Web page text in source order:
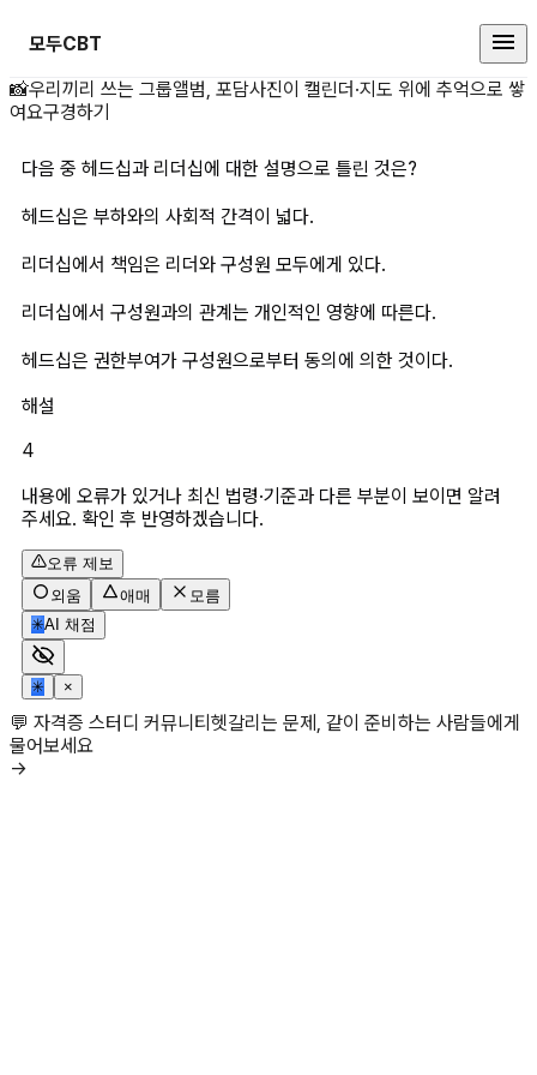
모두CBT
다음 중 헤드십과 리더십에 대한
📸우리끼리 쓰는 그룹앨범, 포담사진이 캘린더·지도 위에 추억으로 쌓
여요구경하기
다음 중 헤드십과 리더십에 대한 설명으로 틀린 것은?
헤드십은 부하와의 사회적 간격이 넓다.
리더십에서 책임은 리더와 구성원 모두에게 있다.
리더십에서 구성원과의 관계는 개인적인 영향에 따른다.
헤드십은 권한부여가 구성원으로부터 동의에 의한 것이다.
해설
4
내용에 오류가 있거나 최신 법령·기준과 다른 부분이 보이면 알려
주세요. 확인 후 반영하겠습니다.
오류 제보
외움
애매
모름
✳AI 채점
✳ ×
💬 자격증 스터디 커뮤니티헷갈리는 문제, 같이 준비하는 사람들에게
물어보세요
→